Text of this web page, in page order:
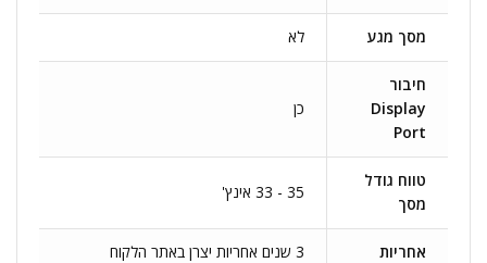
מסך מגע לא
חיבור
Display
Port
כן
טווח גודל
מסך
35 - 33 אינץ'
אחריות 3 שנים אחריות יצרן באתר הלקוח